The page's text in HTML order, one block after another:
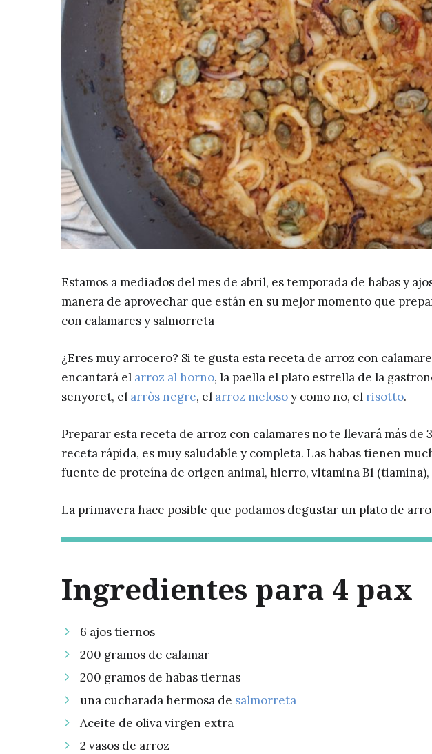
Estamos a mediados del mes de abril, es temporada de habas y
manera de aprovechar que están en su mejor momento que
con calamares y salmorreta
¿Eres muy arrocero? Si te gusta esta receta de arroz con
encantará el arroz al horno, la paella el plato estrella de la
senyoret, el arròs negre, el arroz melosoy como no, el risotto.
Preparar esta receta de arroz con calamares no te llevará más
receta rápida, es muy saludable y completa. Las habas tienen
fuente de proteína de origen animal, hierro, vitamina B1
La primavera hace posible que podamos degustar un plato de
Ingredientes para 4 pax
6 ajos tiernos
200 gramos de calamar
200 gramos de habas tiernas
una cucharada hermosa de salmorreta
Aceite de oliva virgen extra
2 vasos de arroz